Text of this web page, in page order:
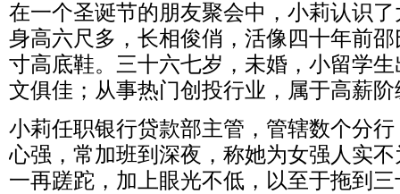
在一个圣诞节的朋友聚会中，小莉认识
身高六尺多，长相俊俏，活像四十年前
寸高底鞋。三十六七岁，未婚，小留学
文俱佳；从事热门创投行业，属于高薪阶
小莉任职银行贷款部主管，管辖数个分
心强，常加班到深夜，称她为女强人实
一再蹉跎，加上眼光不低，以至于拖到